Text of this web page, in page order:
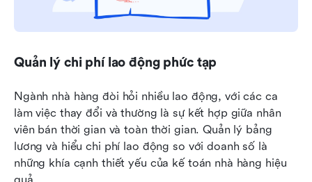
Quản lý chi phí lao động phức tạp
Ngành nhà hàng đòi hỏi nhiều lao động, với các ca
làm việc thay đổi và thường là sự kết hợp giữa nhân
viên bán thời gian và toàn thời gian. Quản lý bảng
lương và hiểu chi phí lao động so với doanh số là
những khía cạnh thiết yếu của kế toán nhà hàng hiệu